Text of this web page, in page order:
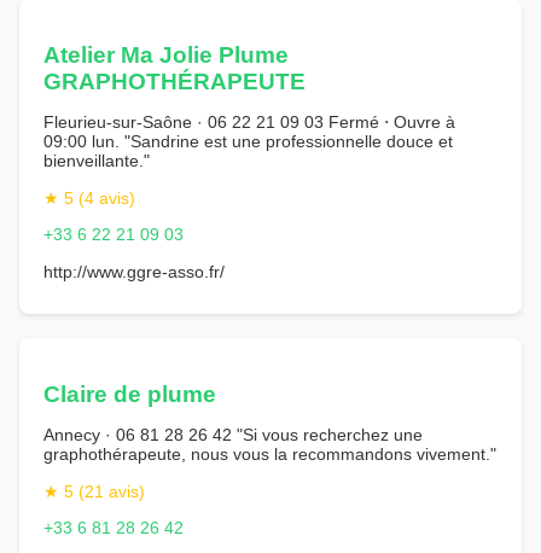
Atelier Ma Jolie Plume
GRAPHOTHÉRAPEUTE
Fleurieu-sur-Saône · 06 22 21 09 03 Fermé ⋅ Ouvre à
09:00 lun. "Sandrine est une professionnelle douce et
bienveillante."
★ 5 (4 avis)
+33 6 22 21 09 03
http://www.ggre-asso.fr/
Claire de plume
Annecy · 06 81 28 26 42 "Si vous recherchez une
graphothérapeute, nous vous la recommandons vivement."
★ 5 (21 avis)
+33 6 81 28 26 42